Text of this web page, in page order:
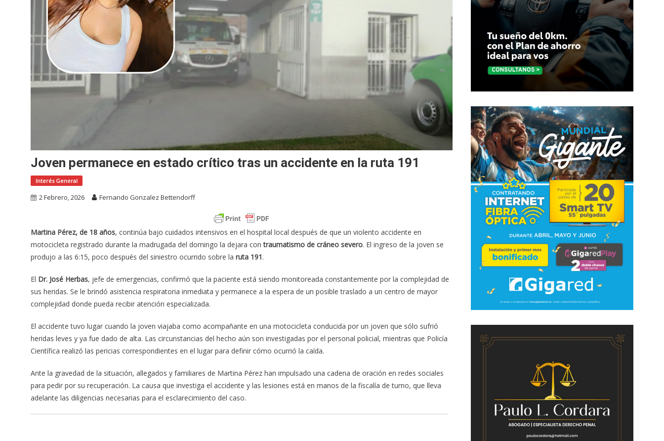
Joven permanece en estado crítico tras un accidente en la ruta 191
Interés General
2 Febrero, 2026 Fernando Gonzalez Bettendorff
Martina Pérez, de 18 años, continúa bajo cuidados intensivos en el hospital local después de que un violento accidente en
motocicleta registrado durante la madrugada del domingo la dejara contraumatismo de cráneo severo. El ingreso de la joven se
produjo a las 6:15, poco después del siniestro ocurrido sobre la ruta 191.
El Dr. José Herbas, jefe de emergencias, confirmó que la paciente está siendo monitoreada constantemente por la complejidad de
sus heridas. Se le brindó asistencia respiratoria inmediata y permanece a la espera de un posible traslado a un centro de mayor
complejidad donde pueda recibir atención especializada.
El accidente tuvo lugar cuando la joven viajaba como acompañante en una motocicleta conducida por un joven que sólo sufrió
heridas leves y ya fue dado de alta. Las circunstancias del hecho aún son investigadas por el personal policial, mientras que Policía
Científica realizó las pericias correspondientes en el lugar para definir cómo ocurrió la caída.
Ante la gravedad de la situación, allegados y familiares de Martina Pérez han impulsado una cadena de oración en redes sociales
para pedir por su recuperación. La causa que investiga el accidente y las lesiones está en manos de la fiscalía de turno, que lleva
adelante las diligencias necesarias para el esclarecimiento del caso.